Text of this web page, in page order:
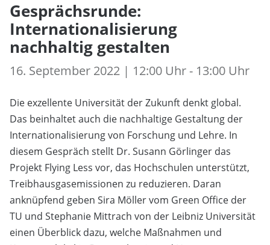
Gesprächsrunde:
Internationalisierung
nachhaltig gestalten
16. September 2022 | 12:00 Uhr - 13:00 Uhr
Die exzellente Universität der Zukunft denkt global.
Das beinhaltet auch die nachhaltige Gestaltung der
Internationalisierung von Forschung und Lehre. In
diesem Gespräch stellt Dr. Susann Görlinger das
Projekt Flying Less vor, das Hochschulen unterstützt,
Treibhausgasemissionen zu reduzieren. Daran
anknüpfend geben Sira Möller vom Green Office der
TU und Stephanie Mittrach von der Leibniz Universität
einen Überblick dazu, welche Maßnahmen und